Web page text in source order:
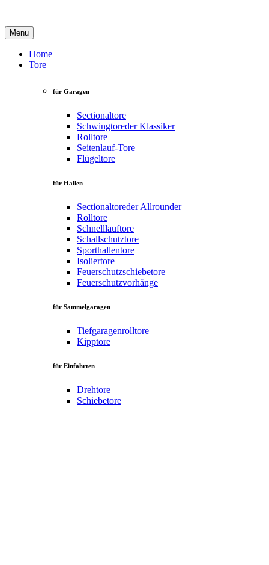
Menu
Home
Tore
für Garagen
Sectionaltore
Schwingtoreder Klassiker
Rolltore
Seitenlauf-Tore
Flügeltore
für Hallen
Sectionaltoreder Allrounder
Rolltore
Schnelllauftore
Schallschutztore
Sporthallentore
Isoliertore
Feuerschutzschiebetore
Feuerschutzvorhänge
für Sammelgaragen
Tiefgaragenrolltore
Kipptore
für Einfahrten
Drehtore
Schiebetore